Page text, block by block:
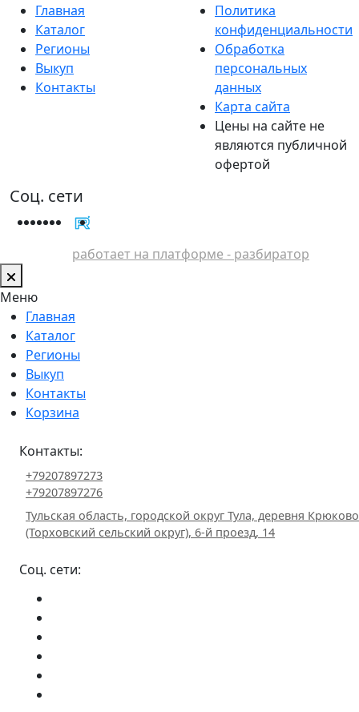
Главная
Каталог
Регионы
Выкуп
Контакты
Политика
конфиденциальности
Обработка
персональных
данных
Карта сайта
Цены на сайте не
являются публичной
офертой
Соц. сети
работает на платформе - разбиратор
Меню
Главная
Каталог
Регионы
Выкуп
Контакты
Корзина
Контакты:
+79207897273
+79207897276
Тульская область, городской округ Тула, деревня Крюково
(Торховский сельский округ), 6-й проезд, 14
Соц. сети: